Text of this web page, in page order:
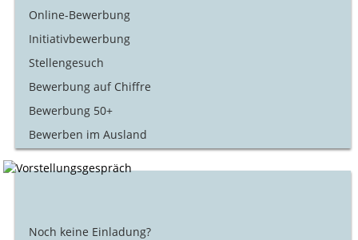
Online-Bewerbung
Initiativbewerbung
Stellengesuch
Bewerbung auf Chiffre
Bewerbung 50+
Bewerben im Ausland
Noch keine Einladung?